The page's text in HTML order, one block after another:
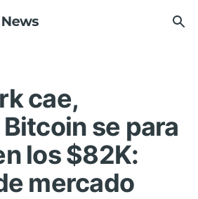
cae,
se para
los $82K:
mercado